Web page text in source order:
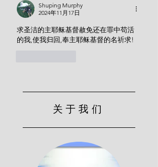
Shuping Murphy
2024年11月17日
求圣洁的主耶稣基督赦免还在罪中苟活
的我,使我归回,奉主耶稣基督的名祈求!
关于我们